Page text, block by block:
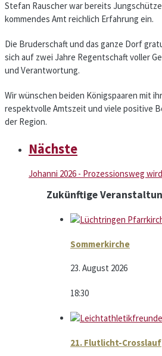
Stefan Rauscher war bereits
kommendes Amt reichlich Erfahrung ein.
Die Bruderschaft und das ganze Dorf
sich auf zwei Jahre Regentschaft voller
und Verantwortung.
Wir wünschen beiden Königspaaren mit
respektvolle Amtszeit und viele positive
der Region.
Nächste
Johanni 2026 - Prozessionsweg
Zukünftige
Sommerkirche
23. August 2026
18:30
21. Flutlicht-Crosslauf